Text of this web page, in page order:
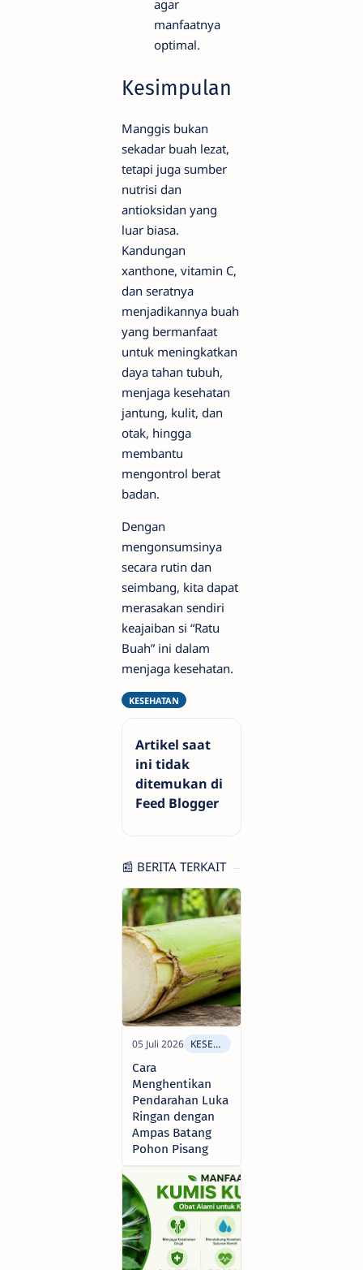
agar
manfaatnya
optimal.
Kesimpulan
Manggis bukan
sekadar buah lezat,
tetapi juga sumber
nutrisi dan
antioksidan yang
luar biasa.
Kandungan
xanthone, vitamin C,
dan seratnya
menjadikannya buah
yang bermanfaat
untuk meningkatkan
daya tahan tubuh,
menjaga kesehatan
jantung, kulit, dan
otak, hingga
membantu
mengontrol berat
badan.
Dengan
mengonsumsinya
secara rutin dan
seimbang, kita dapat
merasakan sendiri
keajaiban si “Ratu
Buah” ini dalam
menjaga kesehatan.
Artikel saat
ini tidak
ditemukan di
Feed Blogger
📰 BERITA TERKAIT
Cara
Menghentikan
Pendarahan Luka
Ringan dengan
Ampas Batang
Pohon Pisang